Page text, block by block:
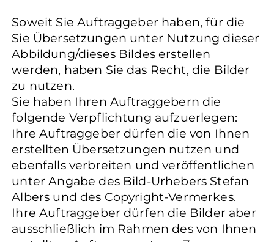
Soweit Sie Auftraggeber haben, für die
Sie Übersetzungen unter Nutzung dieser
Abbildung/dieses Bildes erstellen
werden, haben Sie das Recht, die Bilder
zu nutzen.
Sie haben Ihren Auftraggebern die
folgende Verpflichtung aufzuerlegen:
Ihre Auftraggeber dürfen die von Ihnen
erstellten Übersetzungen nutzen und
ebenfalls verbreiten und veröffentlichen
unter Angabe des Bild-Urhebers Stefan
Albers und des Copyright-Vermerkes.
Ihre Auftraggeber dürfen die Bilder aber
ausschließlich im Rahmen des von Ihnen